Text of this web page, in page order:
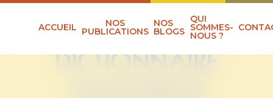
ACCUEIL NOS
PUBLICATIONS
NOS
BLOGS
QUI
SOMMES-
NOUS ?